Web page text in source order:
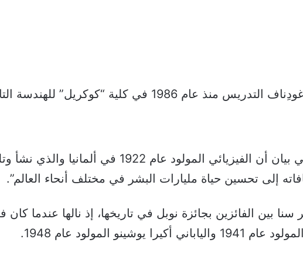
“كوكريل” للهندسة التابعة لها توفي الأحد.
ولاحظ رئيس الجامعة جاي هارتزل في بيان أن
إلى تحسين حياة مليارات البشر في مختلف أنحاء العالم”.
سنا بين الفائزين بجائزة نوبل في تاريخها، إذ نالها عندما
المولود عام 1948.